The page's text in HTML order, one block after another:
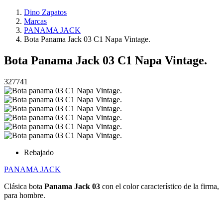
Dino Zapatos
Marcas
PANAMA JACK
Bota Panama Jack 03 C1 Napa Vintage.
Bota Panama Jack 03 C1 Napa Vintage.
327741
Rebajado
PANAMA JACK
Clásica bota Panama Jack 03 con el color característico de la firma,
para hombre.